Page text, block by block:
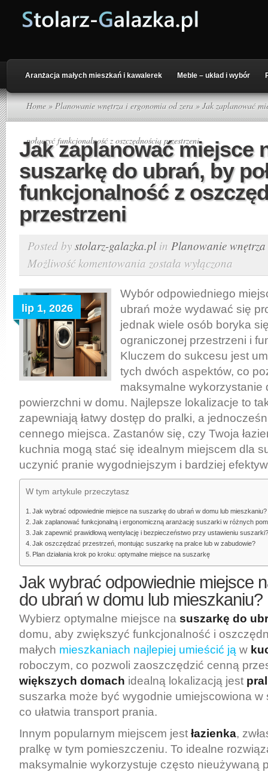
Aranżacja małych mieszkań i kawalerek Meble – układ i wybór
Home » Planowanie wnętrza i ergonomia od zera » Jak zaplanować
połączyć funkcjonalność z oszczędnością przestrzeni
Jak zaplanować miejsce
suszarkę do ubrań, by
funkcjonalność z
przestrzeni
Posted by stolarz-galazka.plin Planowanie
Możliwość komentowania Jak
zaplanować
miejsce
suszarkę
ubrań,
by
połączyć
funkcjonalność
z
oszczędnością
przestrzeni
została wyłączona
lip 1, 2026
Wybór odpowiedniego
ubrań może wydawać się
jednak wiele osób boryka
ograniczonej przestrzeni i
Kluczem do sukcesu jest
tych dwóch aspektów, co
maksymalne wykorzystanie
powierzchni w domu. Najlepsze lokalizacje to
zapewniają łatwy dostęp do pralki, a
cennego miejsca. Zastanów się, czy Twoja
kuchnia mogą stać się idealnym miejscem dla
uczynić pranie wygodniejszym i bardziej
W tym artykule przeczytasz
Jak wybrać odpowiednie miejsce na suszarkę do ubrań w domu lub mieszkaniu?
Jak zaplanować funkcjonalną i ergonomiczną aranżację suszarki w różnych
Jak zapewnić prawidłową wentylację i bezpieczeństwo przy ustawieniu
Jak oszczędzać przestrzeń, montując suszarkę na pralce lub w zabudowie?
Plan działania krok po kroku: optymalne miejsce na suszarkę
Jak wybrać odpowiednie miejsce
do ubrań w domu lub mieszkaniu?
Wybierz optymalne miejsce na suszarkę do
domu, aby zwiększyć funkcjonalność i
małych mieszkaniach najlepiej umieścić ją w
roboczym, co pozwoli zaoszczędzić cenną
większych domach idealną lokalizacją jest
suszarka może być wygodnie umiejscowiona w
co ułatwia transport prania.
Innym popularnym miejscem jest łazienka,
pralkę w tym pomieszczeniu. To idealne
maksymalnie wykorzystuje często nieużywaną